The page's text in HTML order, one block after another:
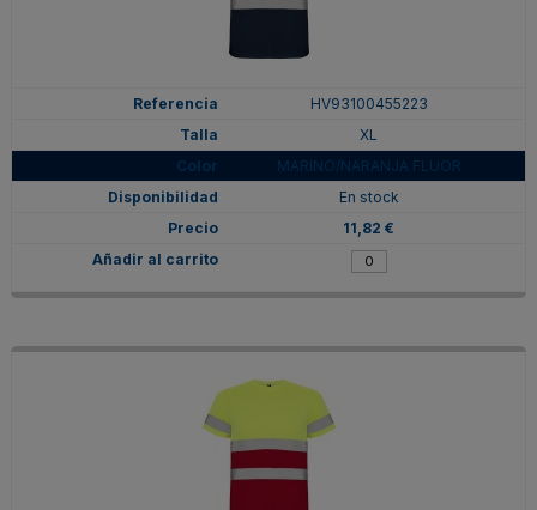
HV93100455223
XL
MARINO/NARANJA FLUOR
En stock
11,82 €